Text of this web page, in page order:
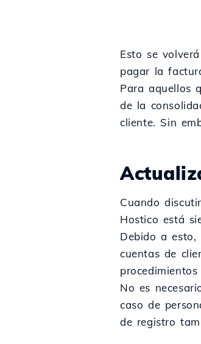
Esto se
pagar la
Para aquellos
de la
cliente. Sin
Cuando
Hostico está
Debido a
cuentas de
No es
caso de
de registro